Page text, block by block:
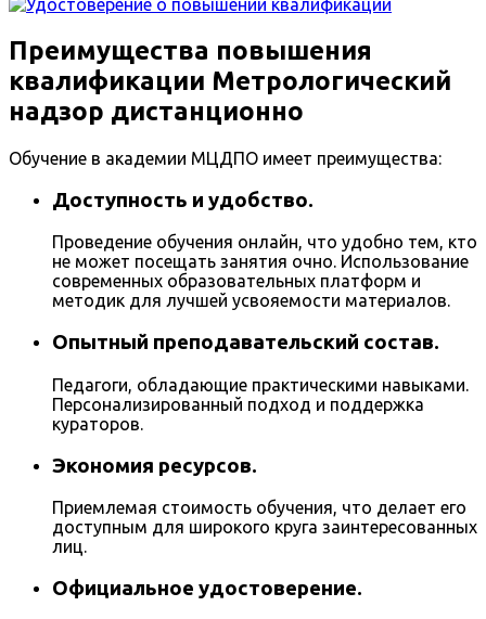
Преимущества повышения
квалификации Метрологический
надзор дистанционно
Обучение в академии МЦДПО имеет преимущества:
Доступность и удобство.
Проведение обучения онлайн, что удобно тем, кто
не может посещать занятия очно. Использование
современных образовательных платформ и
методик для лучшей усвояемости материалов.
Опытный преподавательский состав.
Педагоги, обладающие практическими навыками.
Персонализированный подход и поддержка
кураторов.
Экономия ресурсов.
Приемлемая стоимость обучения, что делает его
доступным для широкого круга заинтересованных
лиц.
Официальное удостоверение.